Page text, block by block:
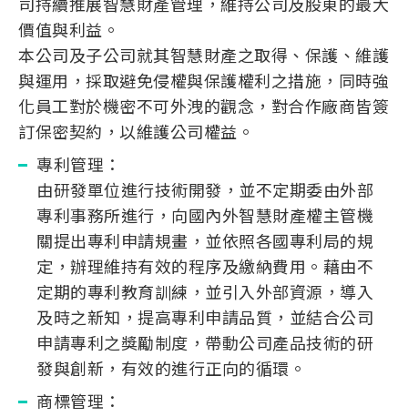
司持續推展智慧財產管理，維持公司及股東的最大
價值與利益。
本公司及子公司就其智慧財產之取得、保護、維護
與運用，採取避免侵權與保護權利之措施，同時強
化員工對於機密不可外洩的觀念，對合作廠商皆簽
訂保密契約，以維護公司權益。
專利管理：
由研發單位進行技術開發，並不定期委由外部
專利事務所進行，向國內外智慧財產權主管機
關提出專利申請規畫，並依照各國專利局的規
定，辦理維持有效的程序及繳納費用。藉由不
定期的專利教育訓練，並引入外部資源，導入
及時之新知，提高專利申請品質，並結合公司
申請專利之獎勵制度，帶動公司產品技術的研
發與創新，有效的進行正向的循環。
商標管理：